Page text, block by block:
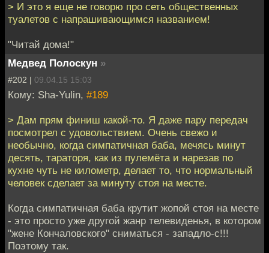
> И это я еще не говорю про сеть общественных
туалетов с напрашивающимся названием!
"Читай дома!"
Медвед Полоскун »
#202 | 09.04.15 15:03
Кому: Sha-Yulin, #189
> Дам прям финиш какой-то. Я даже пару передач
посмотрел с удовольствием. Очень свежо и
необычно, когда симпатичная баба, мечясь минут
десять, тараторя, как из пулемёта и нарезав по
кухне чуть не километр, делает то, что нормальный
человек сделает за минуту стоя на месте.
Когда симпатичная баба крутит жопой стоя на месте
- это просто уже другой жанр телевиденья, в котором
"жене Кончаловского" сниматься - западло-с!!!
Поэтому так.